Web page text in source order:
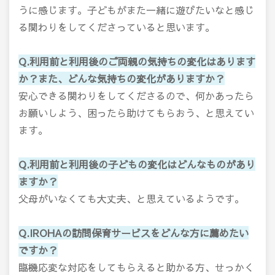
うに感じます。子どもがまた一緒に遊びたいなと感じ
る関わりをしてくださっていると思います。
Q.利用前と利用後のご両親の気持ちの変化はあります
か？また、どんな気持ちの変化がありますか？
安心できる関わりをしてくださるので、何かあったら
お願いしよう、困ったら助けてもらおう、と思えてい
ます。
Q.利用前と利用後の子どもの変化はどんなものがあり
ますか？
父母がいなくても大丈夫、と思えているようです。
Q.IROHAの訪問保育サービスをどんな方に薦めたい
ですか？
臨機応変な対応をしてもらえると助かる方、せっかく